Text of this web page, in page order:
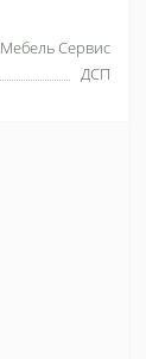
Мебель Сервис
ДСП